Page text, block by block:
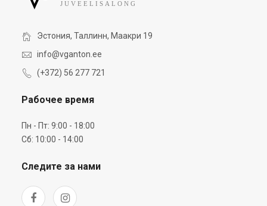
Эстония, Таллинн, Маакри 19
info@vganton.ee
(+372) 56 277 721
Рабочее время
Пн - Пт: 9:00 - 18:00
Сб: 10:00 - 14:00
Следите за нами